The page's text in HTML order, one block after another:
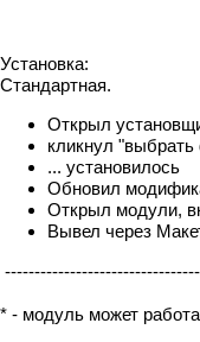
Установка:
Стандартная.
Открыл
кликнул
... установилось
Обновил
Открыл модули,
Вывел через
* - модуль может